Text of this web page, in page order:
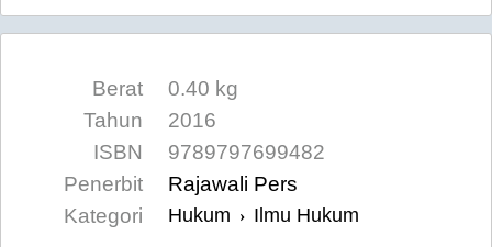
Berat
0.40 kg
Tahun
2016
ISBN
9789797699482
Penerbit
Rajawali Pers
Kategori
Hukum › Ilmu Hukum